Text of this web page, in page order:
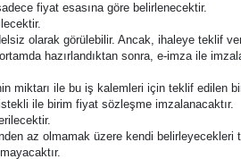
fiyat esasına göre belirlenecektir.
olarak görülebilir. Ancak, ihaleye teklif
hazırlandıktan sonra, e-imza ile
miktarı ile bu iş kalemleri için teklif edilen
ile birim fiyat sözleşme imzalanacaktır.
az olmamak üzere kendi